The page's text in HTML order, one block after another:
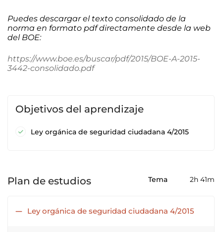
Puedes descargar el texto consolidado de la
norma en formato pdf directamente desde la web
del BOE:
https://www.boe.es/buscar/pdf/2015/BOE-A-2015-
3442-consolidado.pdf
Objetivos del aprendizaje
Ley orgánica de seguridad ciudadana 4/2015
Plan de estudios Tema 2h 41m
Ley orgánica de seguridad ciudadana 4/2015